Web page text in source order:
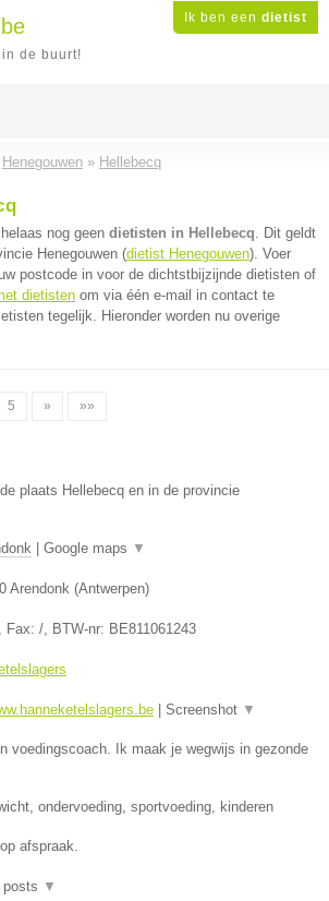
Ik ben een dietist
de buurt!
Henegouwen » Hellebecq
nog geen dietisten in Hellebecq. Dit geldt
Henegouwen (dietist Henegouwen). Voer
postcode in voor de dichtstbijzijnde dietisten of
dietisten om via één e-mail in contact te
tegelijk. Hieronder worden nu overige
5 » »»
plaats Hellebecq en in de provincie
Google maps ▼
Arendonk (Antwerpen)
, Fax: /, BTW-nr: BE811061243
Screenshot ▼
voedingscoach. Ik maak je wegwijs in gezonde
ondervoeding, sportvoeding, kinderen
afspraak.
posts ▼